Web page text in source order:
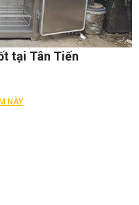
tại Tân Tiến
NÀY